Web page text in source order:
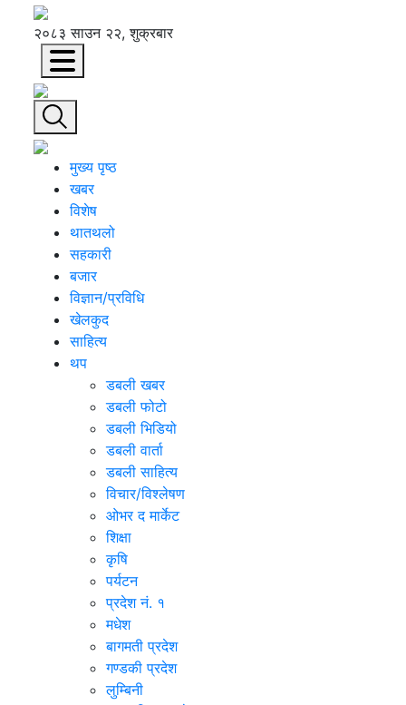
२०८३ साउन २२, शुक्रबार
मुख्य पृष्ठ
खबर
विशेष
थातथलो
सहकारी
बजार
विज्ञान/प्रविधि
खेलकुद
साहित्य
थप
डबली खबर
डबली फोटो
डबली भिडियो
डबली वार्ता
डबली साहित्य
विचार/विश्‍लेषण
ओभर द मार्केट
शिक्षा
कृषि
पर्यटन
प्रदेश नं. १
मधेश
बागमती प्रदेश
गण्डकी प्रदेश
लुम्बिनी